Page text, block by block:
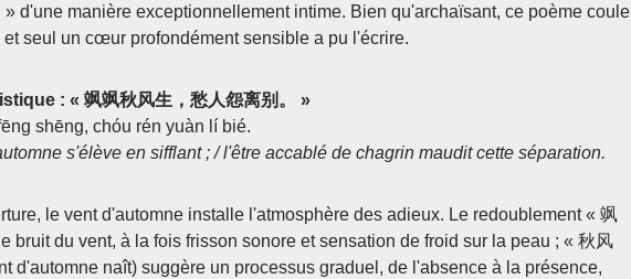
» d'une manière exceptionnellement intime. Bien qu'archaïsant, ce poème coule
et seul un cœur profondément sensible a pu l'écrire.
: « 飒飒秋风生，愁人怨离别。 »
shēng, chóu rén yuàn lí bié.
s'élève en sifflant ; / l'être accablé de chagrin maudit cette séparation.
le vent d'automne installe l'atmosphère des adieux. Le redoublement « 飒
bruit du vent, à la fois frisson sonore et sensation de froid sur la peau ; « 秋风
d'automne naît) suggère un processus graduel, de l'absence à la présence,